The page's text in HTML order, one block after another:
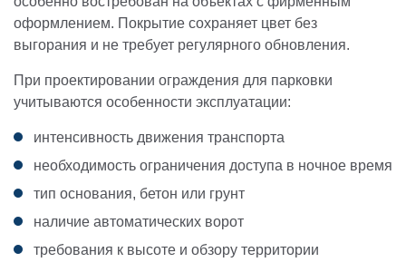
оформлением. Покрытие сохраняет цвет без
выгорания и не требует регулярного обновления.
При проектировании ограждения для парковки
учитываются особенности эксплуатации:
интенсивность движения транспорта
необходимость ограничения доступа в ночное время
тип основания, бетон или грунт
наличие автоматических ворот
требования к высоте и обзору территории